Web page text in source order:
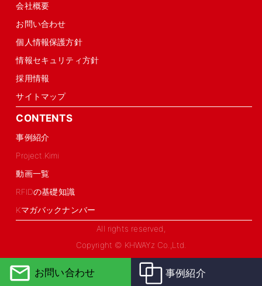
お問い合わせ 事例紹介
会社概要
お問い合わせ
個人情報保護方針
情報セキュリティ方針
採用情報
サイトマップ
CONTENTS
事例紹介
Project.Kimi
動画一覧
RFIDの基礎知識
Kマガバックナンバー
All rights reserved,
Copyright © KHWAYz Co.,Ltd.